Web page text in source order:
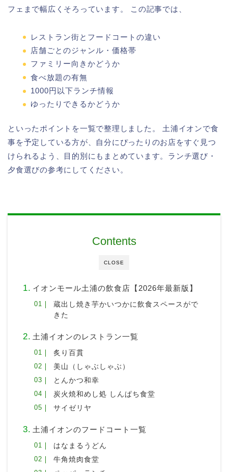
フェまで幅広くそろっています。 この記事では、
レストラン街とフードコートの違い
店舗ごとのジャンル・価格帯
ファミリー向きかどうか
食べ放題の有無
1000円以下ランチ情報
ゆったりできるかどうか
といったポイントを一覧で整理しました。 土浦イオンで食
事を予定している方が、自分にぴったりのお店をすぐ見つ
けられるよう、目的別にもまとめています。ランチ選び・
夕食選びの参考にしてください。
CLOSE
Contents
イオンモール土浦の飲食店【2026年最新版】
蔵出し焼き芋かいつかに飲食スペースがで
きた
土浦イオンのレストラン一覧
炙り百貫
美山（しゃぶしゃぶ）
とんかつ和幸
炭火焼和めし処 しんぱち食堂
サイゼリヤ
土浦イオンのフードコート一覧
はなまるうどん
牛角焼肉食堂